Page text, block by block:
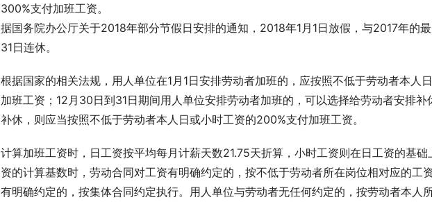
300%支付加班工资。
据国务院办公厅关于2018年部分节假日安排的通知，2018年1月1日放假，与2017年的
31日连休。
根据国家的相关法规，用人单位在1月1日安排劳动者加班的，应按照不低于劳动者本人
加班工资；12月30日到31日期间用人单位安排劳动者加班的，可以选择给劳动者安排
补休，则应当按照不低于劳动者本人日或小时工资的200%支付加班工资。
计算加班工资时，日工资按平均每月计薪天数21.75天折算，小时工资则在日工资的基
资的计算基数时，劳动合同对工资有明确约定的，按不低于劳动者所在岗位相对应的工
有明确约定的，按集体合同约定执行。用人单位与劳动者无任何约定的，按劳动者本人